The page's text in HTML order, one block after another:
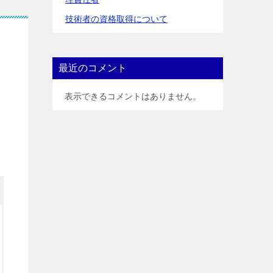
技術者の資格取得について
最近のコメント
表示できるコメントはありません。